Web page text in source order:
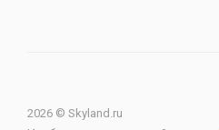
2026 © Skyland.ru